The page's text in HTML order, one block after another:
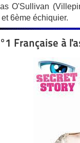
O'Sullivan
6ème échiquier.
Française à